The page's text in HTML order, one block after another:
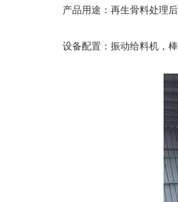
产品用途：再生骨料处理
设备配置：振动给料机，